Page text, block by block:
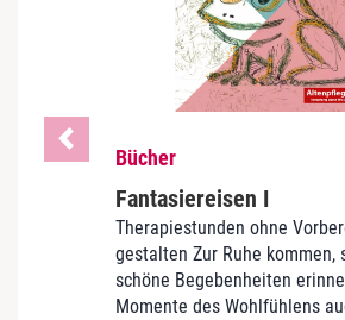
Bücher
Fantasiereisen I
Therapiestunden ohne
gestalten Zur Ruhe kommen,
schöne Begebenheiten
Momente des Wohlfühlens